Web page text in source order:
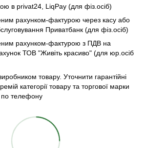
в privat24, LiqPay (для фіз.осіб)
рахунком-фактурою через касу або
Приватбанк (для фіз.осіб)
рахунком-фактурою з ПДВ на
ТОВ "Живіть красиво" (для юр.осіб
товару. Уточнити гарантійні
категорії товару та торгової марки
телефону